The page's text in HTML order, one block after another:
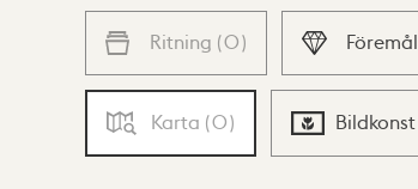
Ritning (0) Föremål
Karta (0) Bildkonst